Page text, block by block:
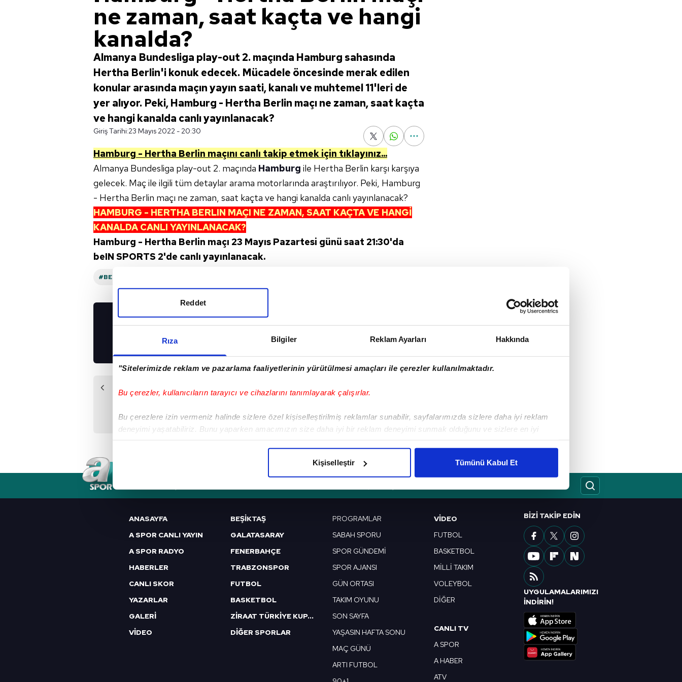
Rıza Bilgiler Reklam Ayarları Hakkında
"Sitelerimizde reklam ve pazarlama faaliyetlerinin yürütülmesi amaçları ile çerezler kullanılmaktadır.
Bu çerezler, kullanıcıların tarayıcı ve cihazlarını tanımlayarak çalışırlar.
Bu çerezlere izin vermeniz halinde sizlere özel kişiselleştirilmiş reklamlar sunabilir, sayfalarımızda sizlere daha iyi reklam
deneyimi yaşatabiliriz. Bunu yaparken amacımızın size daha iyi bir reklam deneyimi sunmak olduğunu ve sizlere en iyi
Her halükârda, kullanıcılar, bu çerezlere izin vermedikleri takdirde, kullanıcılara hedefli reklamlar gösterilmeyecektir."
çerezler vasıtasıyla çeşitli kişisel verileriniz işlenmekte olup gerekli olan çerezler bilgi toplumu hizmetlerinin sunulması
amacıyla kullanılmaktadır. Diğer çerezler, sitemizin daha işlevsel kılınması ve kişiselleştirilmesi ve sizlere yönelik
reklam/pazarlama faaliyetlerinin yapılması, amaçlarıyla sınırlı olarak açık rızanız dahilinde kullanılacaktır.
Çerezlere ilişkin tercihlerinizi aşağıda yer alan panel vasıtasıyla belirleyebilirsiniz. Çerezlere ilişkin detaylı bilgi için Ayarlar
6698 sayılı Kişisel Verilerin Korunması Kanunu uyarınca hazırlanmış Aydınlatma Metnimizi okumak ve sitemizde ilgili
mevzuata uygun olarak kullanılan çerezlerle ilgili bilgi almak için lütfen
Reddet
Kişiselleştir Tümünü Kabul Et
ne zaman, saat kaçta ve hangi
kanalda?
Almanya Bundesliga play-out 2. maçında Hamburg sahasında
Hertha Berlin'i konuk edecek. Mücadele öncesinde merak edilen
konular arasında maçın yayın saati, kanalı ve muhtemel 11'leri de
yer alıyor. Peki, Hamburg - Hertha Berlin maçı ne zaman, saat kaçta
ve hangi kanalda canlı yayınlanacak?
Giriş Tarihi:23 Mayıs 2022 - 20:30
Hamburg - Hertha Berlin maçını canlı takip etmek için tıklayınız...
Almanya Bundesliga play-out 2. maçında Hamburg ile Hertha Berlin karşı karşıya
gelecek. Maç ile ilgili tüm detaylar arama motorlarında araştırılıyor. Peki, Hamburg
- Hertha Berlin maçı ne zaman, saat kaçta ve hangi kanalda canlı yayınlanacak?
HAMBURG - HERTHA BERLIN MAÇI NE ZAMAN, SAAT KAÇTA VE HANGİ
KANALDA CANLI YAYINLANACAK?
Hamburg - Hertha Berlin maçı 23 Mayıs Pazartesi günü saat 21:30'da
beIN SPORTS 2'de canlı yayınlanacak.
#BEIN SPORTS
UYGULAMALARIMIZI
İNDİRİN!
Önceki Haber
Liverpool'dan
transfer!
Sonraki Haber
Arda'dan Başkan
Erdoğan'a hediye!
ANASAYFA
A SPOR CANLI YAYIN
A SPOR RADYO
HABERLER
CANLI SKOR
YAZARLAR
GALERİ
VİDEO
BEŞİKTAŞ
GALATASARAY
FENERBAHÇE
TRABZONSPOR
FUTBOL
BASKETBOL
ZİRAAT TÜRKİYE KUPASI
DİĞER SPORLAR
PROGRAMLAR
SABAH SPORU
SPOR GÜNDEMİ
SPOR AJANSI
GÜN ORTASI
TAKIM OYUNU
SON SAYFA
YAŞASIN HAFTA SONU
MAÇ GÜNÜ
ARTI FUTBOL
VIDEO
FUTBOL
BASKETBOL
MİLLİ TAKIM
VOLEYBOL
DİĞER
CANLI TV
A SPOR
A HABER
ATV
BIZI TAKIP EDIN
UYGULAMALARIMIZI
İNDİRİN!